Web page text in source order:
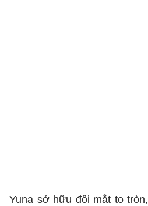
Yuna sở hữu đôi mắt to